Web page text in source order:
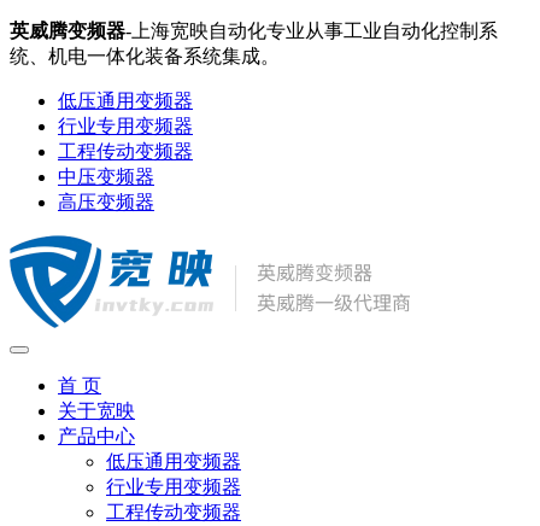
英威腾变频器-上海宽映自动化专业从事工业自动化控制系
统、机电一体化装备系统集成。
低压通用变频器
行业专用变频器
工程传动变频器
中压变频器
高压变频器
首 页
关于宽映
产品中心
低压通用变频器
行业专用变频器
工程传动变频器